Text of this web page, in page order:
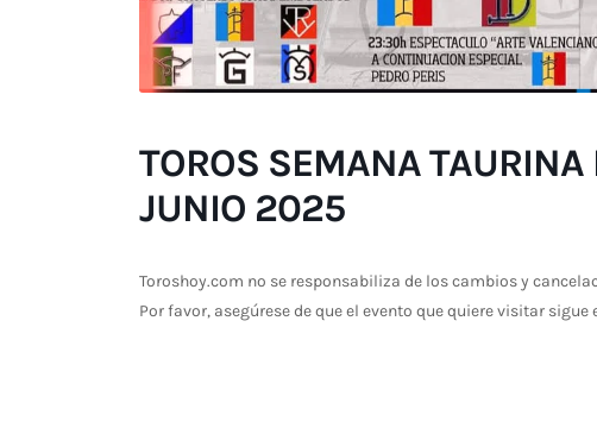
TOROS SEMANA
JUNIO 2025
Toroshoy.com no se responsabiliza de los cambios y
Por favor, asegúrese de que el evento que quiere visitar sigue